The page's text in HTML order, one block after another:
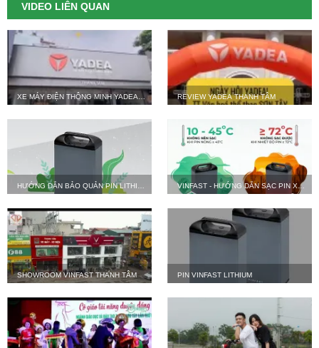
VIDEO LIÊN QUAN
XE MÁY ĐIỆN THÔNG MINH YADEA
THANH TÂM
REVIEW YADEA THANH TÂM
HƯỚNG DẪN BẢO QUẢN PIN LITHIUM
XE MÁY ĐIỆN VÀ NHẬN BIẾT KHI NÀO
VINFAST - HƯỚNG DẪN SẠC PIN XE
MÁY ĐIỆN VINFAST
SHOWROOM VINFAST THANH TÂM PIN VINFAST LITHIUM